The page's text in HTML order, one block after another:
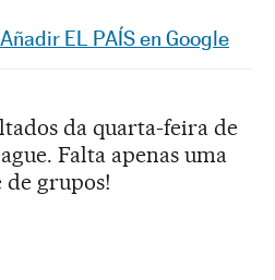
Facebook
en Twitter
Redes Sociales
Añadir EL PAÍS en Google
da quarta-feira de
Falta apenas uma
de grupos!